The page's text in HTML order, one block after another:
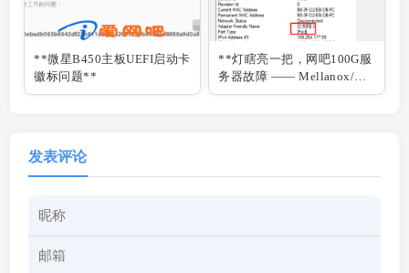
**微星B450主板UEFI启动卡
徽标问题**
**灯瞎亮一把，网吧100G服
务器故障 —— Mellanox/迈
络思 100G网卡 IB/ETH模式
发表评论